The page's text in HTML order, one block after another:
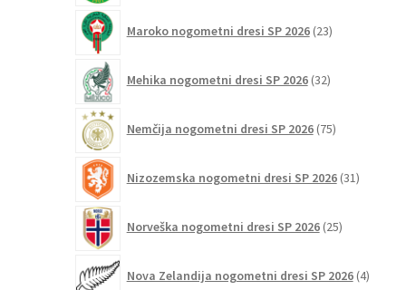
Maroko nogometni dresi SP 2026 23izdelkov
Mehika nogometni dresi SP 2026 32izdelkov
Nemčija nogometni dresi SP 2026 75izdelkov
Nizozemska nogometni dresi SP 2026 31izdelkov
Norveška nogometni dresi SP 2026 25izdelkov
Nova Zelandija nogometni dresi SP 2026 4izdelki